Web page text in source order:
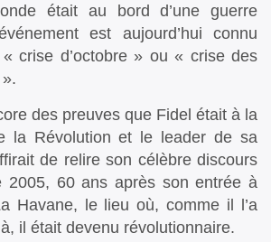
était au bord d’une guerre
est aujourd’hui connu
crise d’octobre » ou « crise des
des preuves que Fidel était à la
la Révolution et le leader de sa
de relire son célèbre discours
2005, 60 ans après son entrée à
Havane, le lieu où, comme il l’a
il était devenu révolutionnaire.